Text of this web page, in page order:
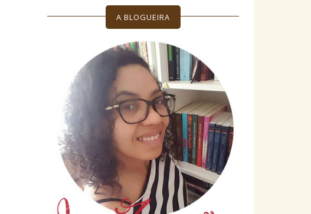
A BLOGUEIRA